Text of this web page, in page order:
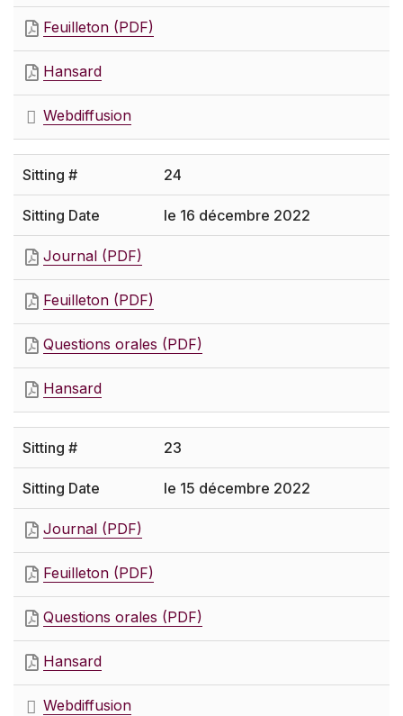
Feuilleton (PDF)
Hansard
Webdiffusion
24
le 16 décembre 2022
Journal (PDF)
Feuilleton (PDF)
Questions orales (PDF)
Hansard
23
le 15 décembre 2022
Journal (PDF)
Feuilleton (PDF)
Questions orales (PDF)
Hansard
Webdiffusion